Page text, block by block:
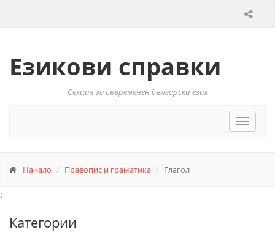
Езикови справки
Секция за съвременен български език
Toggle
Начало Правопис и граматика Глагол
;
Категории